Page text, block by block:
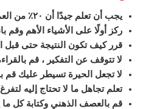
يجب أن تعلم جيدًا أن ٢٠٪ من العمل يساوي ٨٠٪ من الإنتاج فما بالك إذا عملت أكثر ؟
ركز أولًا على الأشياء الأهم وقم
قرر كيف تكون النتيجة حتى قبل
لا تتوقف عن التفكير ، قم
لا تجعل الحيرة تسيطر عليك قم
تعلم تجاهل ما لا تحتاج إليه
قم بالعصف الذهني وكتابة كل ما